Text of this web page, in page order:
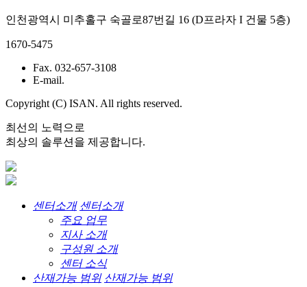
인천광역시 미추홀구 숙골로87번길 16 (D프라자 I 건물 5층)
1670-5475
Fax. 032-657-3108
E-mail.
Copyright (C) ISAN. All rights reserved.
최선의 노력으로
최상의 솔루션을 제공합니다.
센터소개 센터소개
주요 업무
지사 소개
구성원 소개
센터 소식
산재가능 범위 산재가능 범위